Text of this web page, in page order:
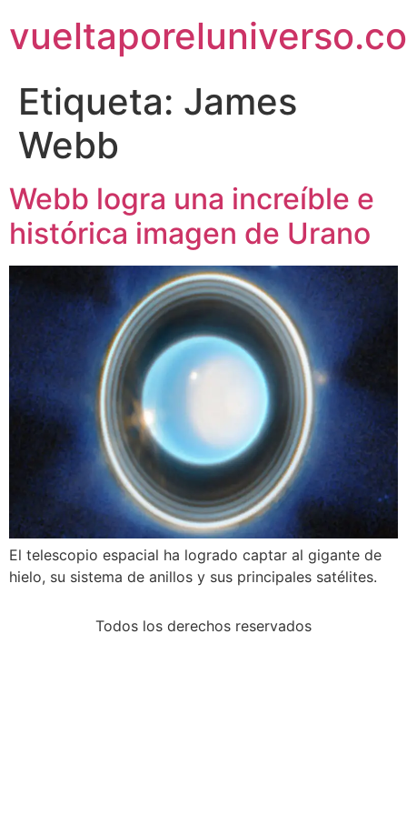
Etiqueta: James
Webb
Webb logra una increíble e
histórica imagen de Urano
El telescopio espacial ha logrado captar al gigante de
hielo, su sistema de anillos y sus principales satélites.
Todos los derechos reservados